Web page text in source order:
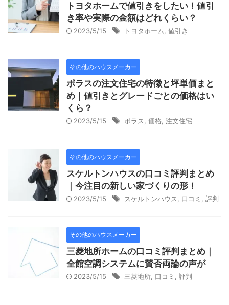
トヨタホームで値引きをしたい！値引
き率や実際の金額はどれくらい？
2023/5/15 トヨタホーム 値引き
その他のハウスメーカー
ポラスの注文住宅の特徴と坪単価まと
め｜値引きとグレードごとの価格はい
くら？
2023/5/15 ポラス 価格 注文住宅
その他のハウスメーカー
スケルトンハウスの口コミ評判まとめ
｜今注目の新しい家づくりの形！
2023/5/15 スケルトンハウス 口コミ 評判
その他のハウスメーカー
三菱地所ホームの口コミ評判まとめ｜
全館空調システムに賛否両論の声が
2023/5/15 三菱地所 口コミ 評判